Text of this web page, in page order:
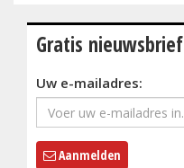
Gratis nieuwsbrief
Uw e-mailadres:
Aanmelden